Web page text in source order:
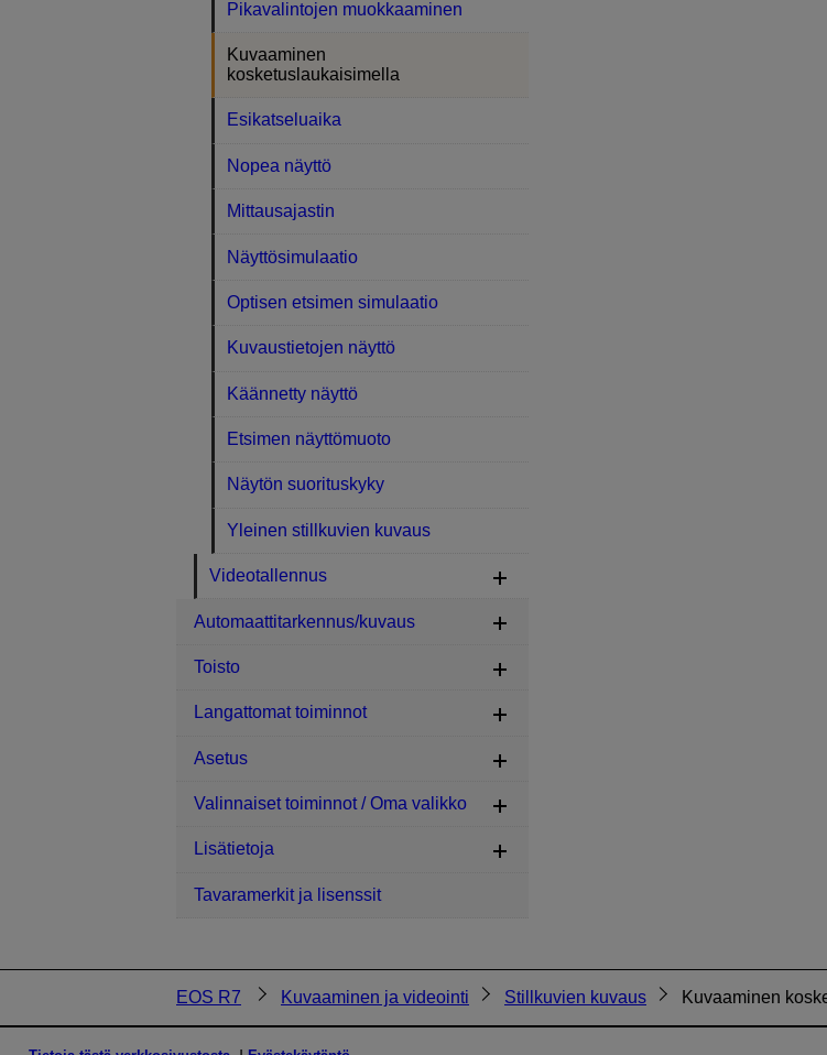
Pikavalintojen muokkaaminen
Kuvaaminen
kosketuslaukaisimella
Esikatseluaika
Nopea näyttö
Mittausajastin
Näyttösimulaatio
Optisen etsimen simulaatio
Kuvaustietojen näyttö
Käännetty näyttö
Etsimen näyttömuoto
Näytön suorituskyky
Yleinen stillkuvien kuvaus
Videotallennus
Automaattitarkennus/kuvaus
Toisto
Langattomat toiminnot
Asetus
Valinnaiset toiminnot / Oma valikko
Lisätietoja
Tavaramerkit ja lisenssit
EOS R7 Kuvaaminen ja videointi Stillkuvien kuvaus Kuvaaminen